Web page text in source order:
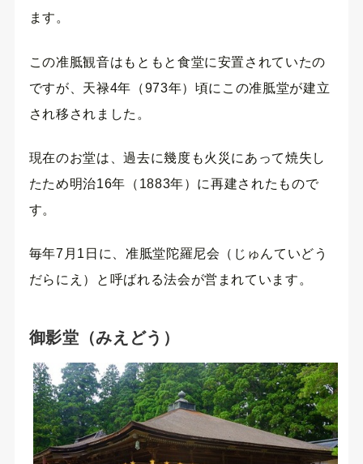
ます。
この准胝観音はもともと食堂に安置されていたの
ですが、天禄4年（973年）頃にこの准胝堂が建立
され移されました。
現在のお堂は、過去に幾度も火災にあって焼失し
たため明治16年（1883年）に再建されたもので
す。
毎年7月1日に、准胝堂陀羅尼会（じゅんていどう
だらにえ）と呼ばれる法会が営まれています。
御影堂（みえどう）